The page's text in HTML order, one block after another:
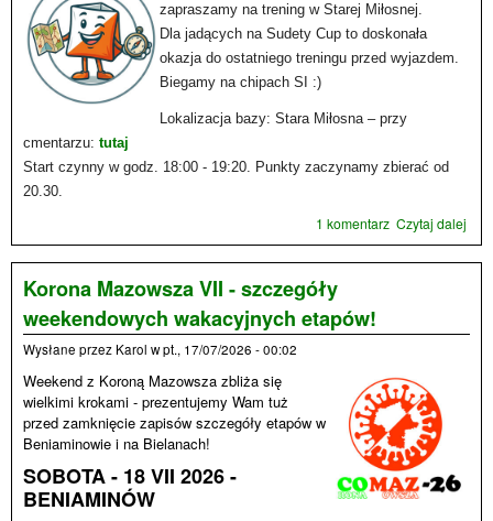
zapraszamy na trening w Starej Miłosnej.
Dla jadących na Sudety Cup to doskonała
okazja do ostatniego treningu przed wyjazdem.
Biegamy na chipach SI :)
Lokalizacja bazy: Stara Miłosna – przy
cmentarzu: tutaj
Start czynny w godz. 18:00 - 19:20. Punkty zaczynamy zbierać od
20.30.
Czytaj dalej
BnO
1 komentarz
Korona Mazowsza VII - szczegóły
weekendowych wakacyjnych etapów!
Wysłane przez Karol wpt., 17/07/2026 - 00:02
Weekend z Koroną Mazowsza zbliża się
wielkimi krokami - prezentujemy Wam tuż
przed zamknięcie zapisów szczegóły etapów w
Beniaminowie i na Bielanach!
SOBOTA - 18 VII 2026 -
BENIAMINÓW